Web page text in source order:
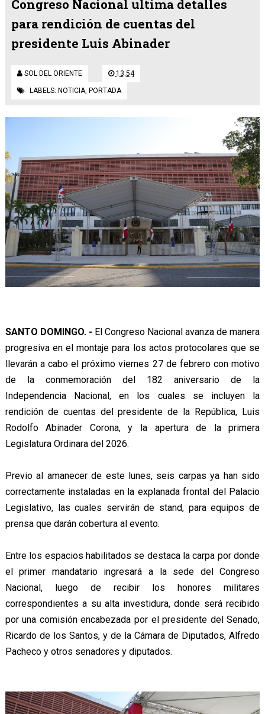
Congreso Nacional ultima detalles
para rendición de cuentas del
presidente Luis Abinader
SOL DEL ORIENTE 13:54
LABELS: NOTICIA, PORTADA
SANTO DOMINGO. - El Congreso Nacional avanza de manera
progresiva en el montaje para los actos protocolares que se
llevarán a cabo el próximo viernes 27 de febrero con motivo
de la conmemoración del 182 aniversario de la
Independencia Nacional, en los cuales se incluyen la
rendición de cuentas del presidente de la República, Luis
Rodolfo Abinader Corona, y la apertura de la primera
Legislatura Ordinara del 2026.
Previo al amanecer de este lunes, seis carpas ya han sido
correctamente instaladas en la explanada frontal del Palacio
Legislativo, las cuales servirán de stand, para equipos de
prensa que darán cobertura al evento.
Entre los espacios habilitados se destaca la carpa por donde
el primer mandatario ingresará a la sede del Congreso
Nacional, luego de recibir los honores militares
correspondientes a su alta investidura, donde será recibido
por una comisión encabezada por el presidente del Senado,
Ricardo de los Santos, y de la Cámara de Diputados, Alfredo
Pacheco y otros senadores y diputados.